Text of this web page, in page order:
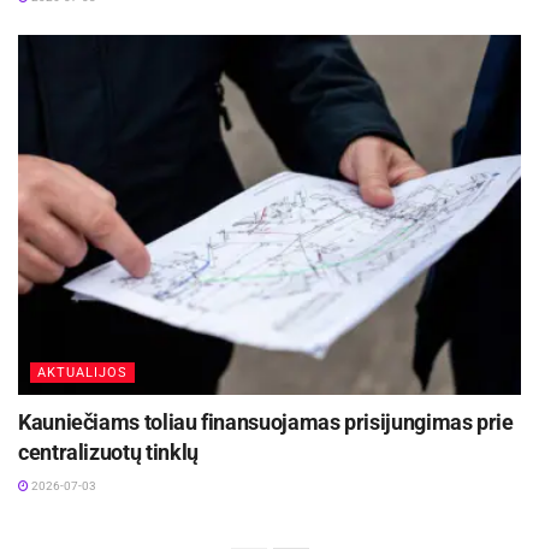
AKTUALIJOS
Kauniečiams toliau finansuojamas prisijungimas prie
centralizuotų tinklų
2026-07-03